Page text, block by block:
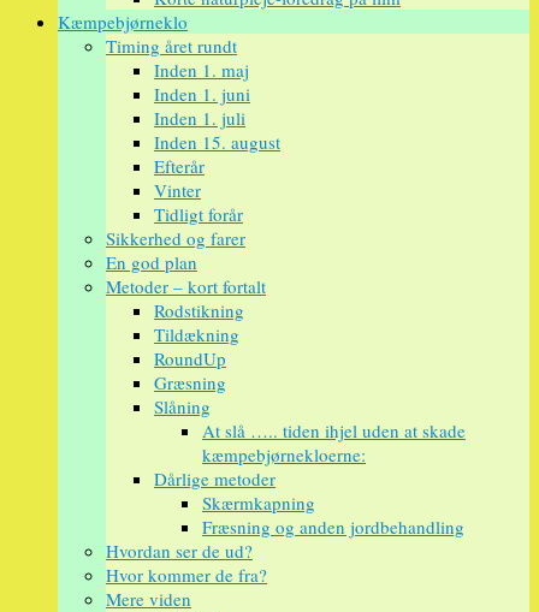
Kæmpebjørneklo
Timing året rundt
Inden 1. maj
Inden 1. juni
Inden 1. juli
Inden 15. august
Efterår
Vinter
Tidligt forår
Sikkerhed og farer
En god plan
Metoder – kort fortalt
Rodstikning
Tildækning
RoundUp
Græsning
Slåning
At slå ….. tiden ihjel uden at skade
kæmpebjørnekloerne:
Dårlige metoder
Skærmkapning
Fræsning og anden jordbehandling
Hvordan ser de ud?
Hvor kommer de fra?
Mere viden